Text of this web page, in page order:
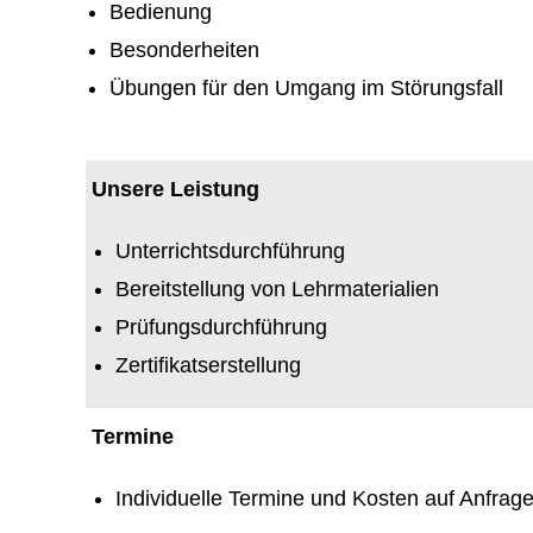
Bedienung
Besonderheiten
Übungen für den Umgang im Störungsfall
Unsere Leistung
Unterrichtsdurchführung
Bereitstellung von Lehrmaterialien
Prüfungsdurchführung
Zertifikatserstellung
Termine
Individuelle Termine und Kosten auf Anfrage